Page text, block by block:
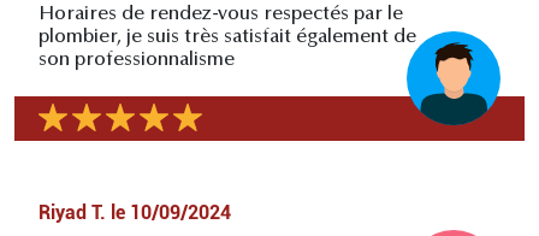
Horaires de rendez-vous respectés par le
plombier, je suis très satisfait également de
son professionnalisme
Riyad T. le 10/09/2024